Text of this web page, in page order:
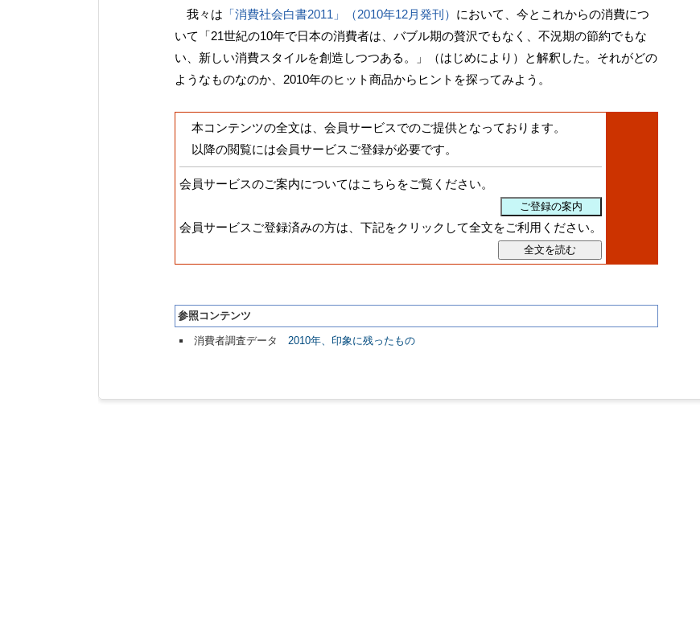
我々は 「消費社会白書2011」（2010年12月発刊） において、今とこれからの消費につ
いて「21世紀の10年で日本の消費者は、バブル期の贅沢でもなく、不況期の節約でもな
い、新しい消費スタイルを創造しつつある。」（はじめにより）と解釈した。それがどの
ようなものなのか、2010年のヒット商品からヒントを探ってみよう。
本コンテンツの全文は、会員サービスでのご提供となっております。
以降の閲覧には会員サービスご登録が必要です。
会員サービスのご案内についてはこちらをご覧ください。
会員サービスご登録済みの方は、下記をクリックして全文をご利用ください。
参照コンテンツ
消費者調査データ 2010年、印象に残ったもの